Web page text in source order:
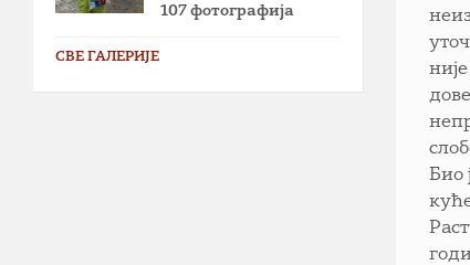
Био
107 фотографија
СВЕ ГАЛЕРИЈЕ